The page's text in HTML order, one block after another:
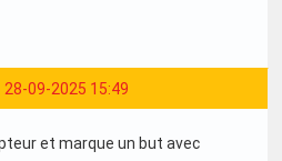
28-09-2025 15:49
et marque un but avec